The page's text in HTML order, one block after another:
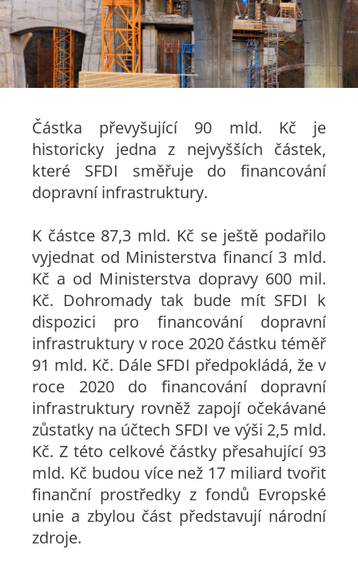
Částka převyšující 90 mld. Kč je
historicky jedna z nejvyšších částek,
které SFDI směřuje do financování
dopravní infrastruktury.
K částce 87,3 mld. Kč se ještě podařilo
vyjednat od Ministerstva financí 3 mld.
Kč a od Ministerstva dopravy 600 mil.
Kč. Dohromady tak bude mít SFDI k
dispozici pro financování dopravní
infrastruktury v roce 2020 částku téměř
91 mld. Kč. Dále SFDI předpokládá, že v
roce 2020 do financování dopravní
infrastruktury rovněž zapojí očekávané
zůstatky na účtech SFDI ve výši 2,5 mld.
Kč. Z této celkové částky přesahující 93
mld. Kč budou více než 17 miliard tvořit
finanční prostředky z fondů Evropské
unie a zbylou část představují národní
zdroje.